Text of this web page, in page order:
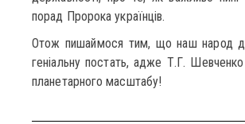
порад Пророка українців.
Отож пишаймося тим, що наш народ
геніальну постать, адже Т.Г.
планетарного масштабу!